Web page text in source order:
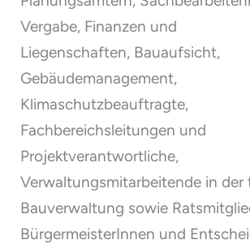
Vergabe, Finanzen und
Liegenschaften, Bauaufsicht,
Gebäudemanagement,
Klimaschutzbeauftragte,
Fachbereichsleitungen und
Projektverantwortliche,
Verwaltungsmitarbeitende in der
Bauverwaltung sowie
BürgermeisterInnen und